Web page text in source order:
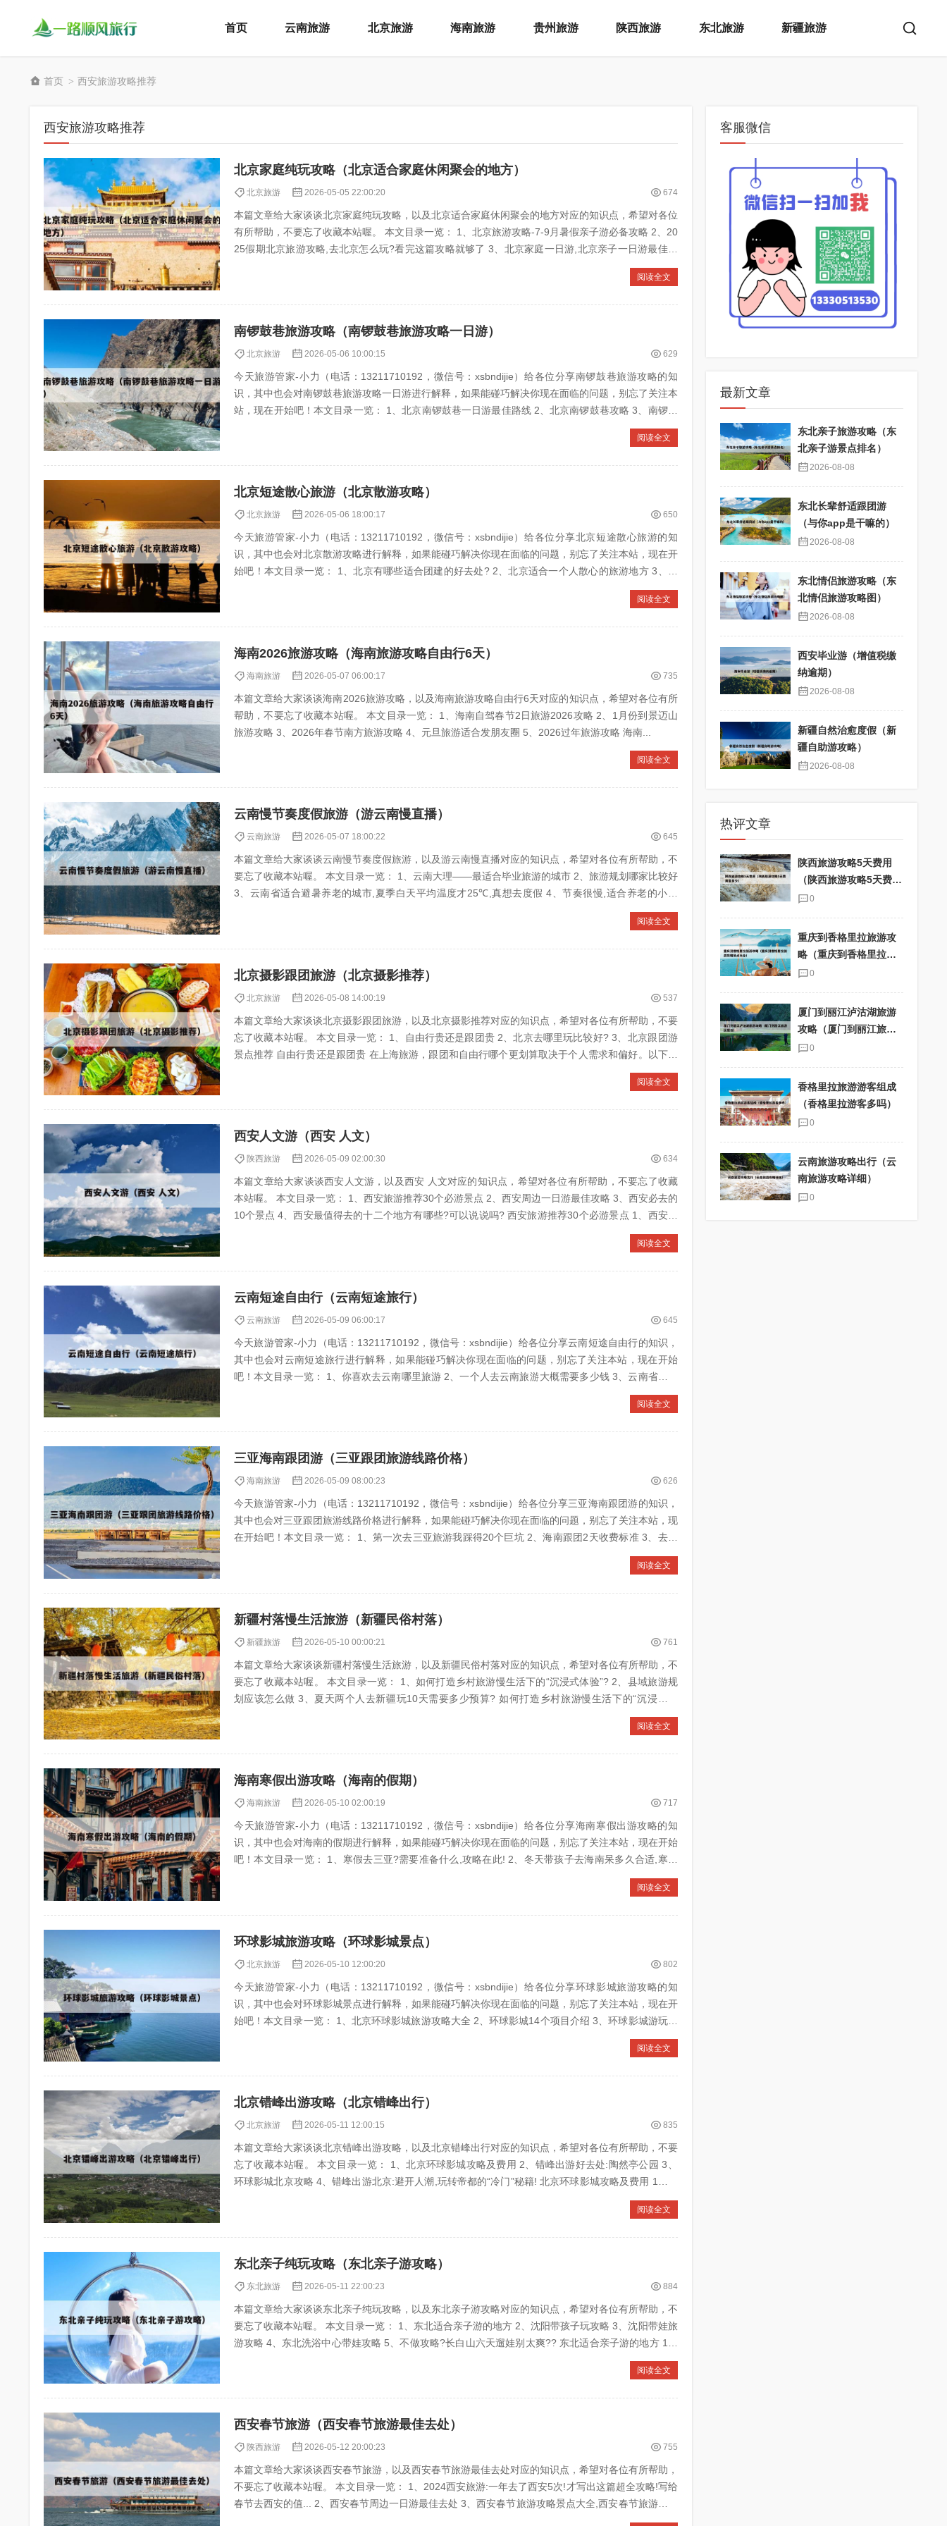
首页 云南旅游 北京旅游 海南旅游 贵州旅游 陕西旅游 东北旅游 新疆旅游
首页 > 西安旅游攻略推荐
西安旅游攻略推荐
北京家庭纯玩攻略（北京适合家庭休闲聚会的地方）
北京旅游 2026-05-05 22:00:20 674
本篇文章给大家谈谈北京家庭纯玩攻略，以及北京适合家庭休闲聚会的地方对应的知识点，希望对各位
有所帮助，不要忘了收藏本站喔。 本文目录一览： 1、北京旅游攻略-7-9月暑假亲子游必备攻略 2、20
25假期北京旅游攻略,去北京怎么玩?看完这篇攻略就够了 3、北京家庭一日游,北京亲子一日游最佳景
阅读全文
南锣鼓巷旅游攻略（南锣鼓巷旅游攻略一日游）
北京旅游 2026-05-06 10:00:15 629
今天旅游管家-小力（电话：13211710192，微信号：xsbndijie）给各位分享南锣鼓巷旅游攻略的知
识，其中也会对南锣鼓巷旅游攻略一日游进行解释，如果能碰巧解决你现在面临的问题，别忘了关注本
站，现在开始吧！本文目录一览： 1、北京南锣鼓巷一日游最佳路线 2、北京南锣鼓巷攻略 3、南锣鼓
阅读全文
北京短途散心旅游（北京散游攻略）
北京旅游 2026-05-06 18:00:17 650
今天旅游管家-小力（电话：13211710192，微信号：xsbndijie）给各位分享北京短途散心旅游的知
识，其中也会对北京散游攻略进行解释，如果能碰巧解决你现在面临的问题，别忘了关注本站，现在开
始吧！本文目录一览： 1、北京有哪些适合团建的好去处? 2、北京适合一个人散心的旅游地方 3、北
阅读全文
海南2026旅游攻略（海南旅游攻略自由行6天）
海南旅游 2026-05-07 06:00:17 735
本篇文章给大家谈谈海南2026旅游攻略，以及海南旅游攻略自由行6天对应的知识点，希望对各位有所
帮助，不要忘了收藏本站喔。 本文目录一览： 1、海南自驾春节2日旅游2026攻略 2、1月份到景迈山
旅游攻略 3、2026年春节南方旅游攻略 4、元旦旅游适合发朋友圈 5、2026过年旅游攻略 海南...
阅读全文
云南慢节奏度假旅游（游云南慢直播）
云南旅游 2026-05-07 18:00:22 645
本篇文章给大家谈谈云南慢节奏度假旅游，以及游云南慢直播对应的知识点，希望对各位有所帮助，不
要忘了收藏本站喔。 本文目录一览： 1、云南大理——最适合毕业旅游的城市 2、旅游规划哪家比较好
3、云南省适合避暑养老的城市,夏季白天平均温度才25℃,真想去度假 4、节奏很慢,适合养老的小城
阅读全文
北京摄影跟团旅游（北京摄影推荐）
北京旅游 2026-05-08 14:00:19 537
本篇文章给大家谈谈北京摄影跟团旅游，以及北京摄影推荐对应的知识点，希望对各位有所帮助，不要
忘了收藏本站喔。 本文目录一览： 1、自由行贵还是跟团贵 2、北京去哪里玩比较好? 3、北京跟团游
景点推荐 自由行贵还是跟团贵 在上海旅游，跟团和自由行哪个更划算取决于个人需求和偏好。以下是
阅读全文
西安人文游（西安 人文）
陕西旅游 2026-05-09 02:00:30 634
本篇文章给大家谈谈西安人文游，以及西安 人文对应的知识点，希望对各位有所帮助，不要忘了收藏
本站喔。 本文目录一览： 1、西安旅游推荐30个必游景点 2、西安周边一日游最佳攻略 3、西安必去的
10个景点 4、西安最值得去的十二个地方有哪些?可以说说吗? 西安旅游推荐30个必游景点 1、西安旅
阅读全文
云南短途自由行（云南短途旅行）
云南旅游 2026-05-09 06:00:17 645
今天旅游管家-小力（电话：13211710192，微信号：xsbndijie）给各位分享云南短途自由行的知识，
其中也会对云南短途旅行进行解释，如果能碰巧解决你现在面临的问题，别忘了关注本站，现在开始
吧！本文目录一览： 1、你喜欢去云南哪里旅游 2、一个人去云南旅游大概需要多少钱 3、云南省周边
阅读全文
三亚海南跟团游（三亚跟团旅游线路价格）
海南旅游 2026-05-09 08:00:23 626
今天旅游管家-小力（电话：13211710192，微信号：xsbndijie）给各位分享三亚海南跟团游的知识，
其中也会对三亚跟团旅游线路价格进行解释，如果能碰巧解决你现在面临的问题，别忘了关注本站，现
在开始吧！本文目录一览： 1、第一次去三亚旅游我踩得20个巨坑 2、海南跟团2天收费标准 3、去三
阅读全文
新疆村落慢生活旅游（新疆民俗村落）
新疆旅游 2026-05-10 00:00:21 761
本篇文章给大家谈谈新疆村落慢生活旅游，以及新疆民俗村落对应的知识点，希望对各位有所帮助，不
要忘了收藏本站喔。 本文目录一览： 1、如何打造乡村旅游慢生活下的“沉浸式体验”? 2、县域旅游规
划应该怎么做 3、夏天两个人去新疆玩10天需要多少预算? 如何打造乡村旅游慢生活下的“沉浸式体
阅读全文
海南寒假出游攻略（海南的假期）
海南旅游 2026-05-10 02:00:19 717
今天旅游管家-小力（电话：13211710192，微信号：xsbndijie）给各位分享海南寒假出游攻略的知
识，其中也会对海南的假期进行解释，如果能碰巧解决你现在面临的问题，别忘了关注本站，现在开始
吧！本文目录一览： 1、寒假去三亚?需要准备什么,攻略在此! 2、冬天带孩子去海南呆多久合适,寒假
阅读全文
环球影城旅游攻略（环球影城景点）
北京旅游 2026-05-10 12:00:20 802
今天旅游管家-小力（电话：13211710192，微信号：xsbndijie）给各位分享环球影城旅游攻略的知
识，其中也会对环球影城景点进行解释，如果能碰巧解决你现在面临的问题，别忘了关注本站，现在开
始吧！本文目录一览： 1、北京环球影城旅游攻略大全 2、环球影城14个项目介绍 3、环球影城游玩顺
阅读全文
北京错峰出游攻略（北京错峰出行）
北京旅游 2026-05-11 12:00:15 835
本篇文章给大家谈谈北京错峰出游攻略，以及北京错峰出行对应的知识点，希望对各位有所帮助，不要
忘了收藏本站喔。 本文目录一览： 1、北京环球影城攻略及费用 2、错峰出游好去处:陶然亭公园 3、
环球影城北京攻略 4、错峰出游北京:避开人潮,玩转帝都的“冷门”秘籍! 北京环球影城攻略及费用 1、省
阅读全文
东北亲子纯玩攻略（东北亲子游攻略）
东北旅游 2026-05-11 22:00:23 884
本篇文章给大家谈谈东北亲子纯玩攻略，以及东北亲子游攻略对应的知识点，希望对各位有所帮助，不
要忘了收藏本站喔。 本文目录一览： 1、东北适合亲子游的地方 2、沈阳带孩子玩攻略 3、沈阳带娃旅
游攻略 4、东北洗浴中心带娃攻略 5、不做攻略?长白山六天遛娃别太爽?? 东北适合亲子游的地方 1、
阅读全文
西安春节旅游（西安春节旅游最佳去处）
陕西旅游 2026-05-12 20:00:23 755
本篇文章给大家谈谈西安春节旅游，以及西安春节旅游最佳去处对应的知识点，希望对各位有所帮助，
不要忘了收藏本站喔。 本文目录一览： 1、2024西安旅游:一年去了西安5次!才写出这篇超全攻略!写给
春节去西安的值... 2、西安春节周边一日游最佳去处 3、西安春节旅游攻略景点大全,西安春节旅游必去
客服微信
最新文章
东北亲子旅游攻略（东
北亲子游景点排名）
2026-08-08
东北长辈舒适跟团游
（与你app是干嘛的）
2026-08-08
东北情侣旅游攻略（东
北情侣旅游攻略图）
2026-08-08
西安毕业游（增值税缴
纳逾期）
2026-08-08
新疆自然治愈度假（新
疆自助游攻略）
2026-08-08
热评文章
陕西旅游攻略5天费用
（陕西旅游攻略5天费用
是多少）
0
重庆到香格里拉旅游攻
略（重庆到香格里拉旅
游攻略景点大全）
0
厦门到丽江泸沽湖旅游
攻略（厦门到丽江旅游
团报价）
0
香格里拉旅游游客组成
（香格里拉游客多吗）
0
云南旅游攻略出行（云
南旅游攻略详细）
0